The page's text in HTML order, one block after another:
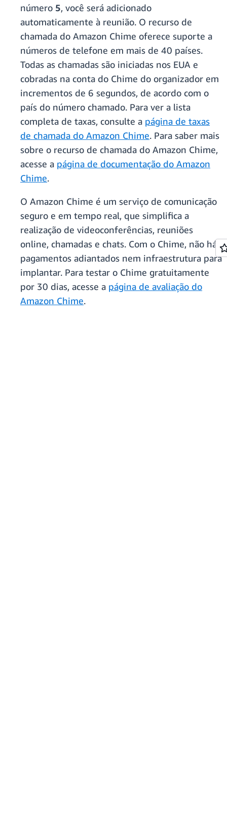
número 5, você será adicionado
automaticamente à reunião. O recurso de
chamada do Amazon Chime oferece suporte a
números de telefone em mais de 40 países.
Todas as chamadas são iniciadas nos EUA e
cobradas na conta do Chime do organizador em
incrementos de 6 segundos, de acordo com o
país do número chamado. Para ver a lista
completa de taxas, consulte a página de taxas
de chamada do Amazon Chime. Para saber mais
sobre o recurso de chamada do Amazon Chime,
acesse a página de documentação do Amazon
Chime.
O Amazon Chime é um serviço de comunicação
seguro e em tempo real, que simplifica a
realização de videoconferências, reuniões
online, chamadas e chats. Com o Chime, não há
pagamentos adiantados nem infraestrutura para
implantar. Para testar o Chime gratuitamente
por 30 dias, acesse a página de avaliação do
Amazon Chime.